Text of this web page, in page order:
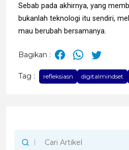
Sebab pada akhirnya, yang
bukanlah teknologi itu sendiri,
mau berubah bersamanya.
Bagikan :
Tag : refleksiasn digitalmindset